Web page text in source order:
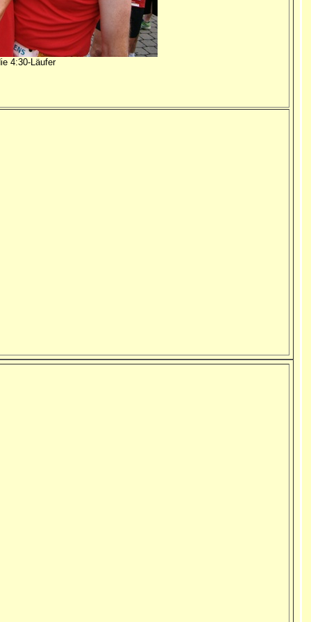
4:30-Läufer